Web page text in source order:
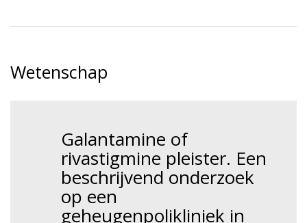
Wetenschap
Galantamine of
rivastigmine pleister. Een
beschrijvend onderzoek
op een
geheugenpolikliniek in